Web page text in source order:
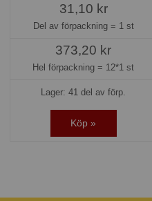
31,10 kr
Del av förpackning = 1 st
373,20 kr
Hel förpackning = 12*1 st
Lager: 41 del av förp.
Köp »